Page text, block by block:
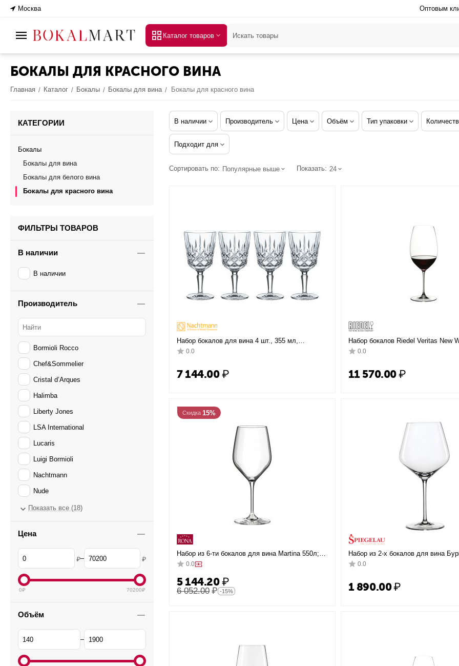
Москва Оптовым
Каталог товаров
БОКАЛЫ ДЛЯ КРАСНОГО ВИНА
Главная / Каталог / Бокалы / Бокалы для вина / Бокалы для красного вина
В наличии Производитель Цена Объём Тип упаковки
Подходит для
Сортировать по: Популярные выше Показать: 24
Набор бокалов для вина 4 шт., 355 мл,
Noblesse, хрустальное стекло, Nachtmann
0.0
7 144.00₽
Набор бокалов Riedel Veritas New
2 шт., 650 мл, 6449/30, Riedel
0.0
11 570.00₽
Скидка 15%
Набор из 6-ти бокалов для вина Martina 550л;
D=68/94,H=230мм, Rona
0.0
5 144.20₽
6 052.00 ₽ -15%
Набор из 2-х бокалов для вина
мл, прозрачный, бессвинцовый
Style, 4678000R, Spiegelau
0.0
1 890.00₽
КАТЕГОРИИ
Бокалы
Бокалы для вина
Бокалы для белого вина
Бокалы для красного вина
ФИЛЬТРЫ ТОВАРОВ
В наличии
В наличии
Производитель
Bormioli Rocco
Chef&Sommelier
Cristal d’Arques
Halimba
Liberty Jones
LSA International
Lucaris
Luigi Bormioli
Nachtmann
Nude
Ocean
Riedel
Schott Zwiesel
Zalto
Показать все (18)
Цена
₽– ₽
0₽ 70200₽
Объём
–